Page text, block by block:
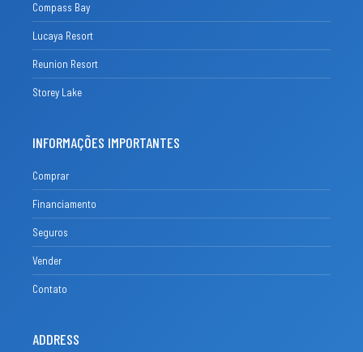
Compass Bay
Lucaya Resort
Reunion Resort
Storey Lake
INFORMAÇÕES IMPORTANTES
Comprar
Financiamento
Seguros
Vender
Contato
ADDRESS